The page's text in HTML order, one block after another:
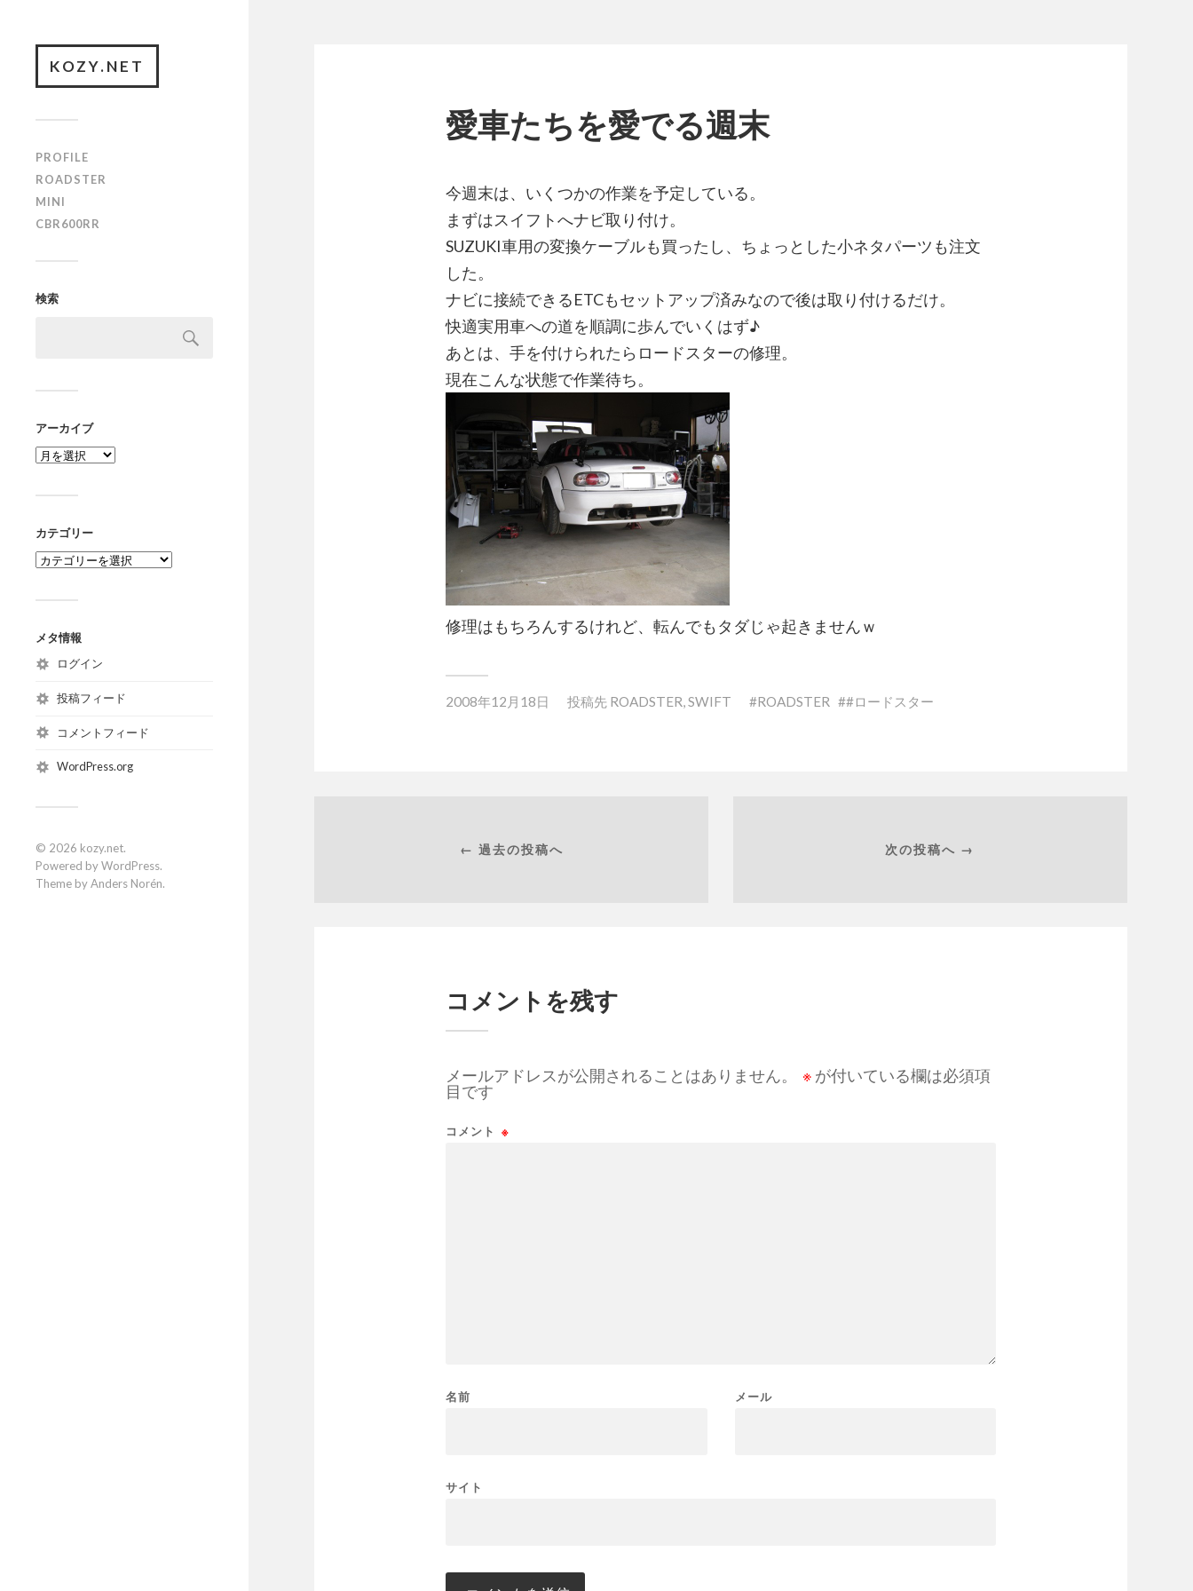
KOZY.NET
PROFILE
ROADSTER
MINI
CBR600RR
検索
アーカイブ
カテゴリー
メタ情報
ログイン
投稿フィード
コメントフィード
WordPress.org
© 2026 kozy.net.
Powered byWordPress.
Theme byAnders Norén.
愛車たちを愛でる週末
今週末は、いくつかの作業を予定している。
まずはスイフトへナビ取り付け。
SUZUKI車用の変換ケーブルも買ったし、ちょっとした小ネタパーツも注文
した。
ナビに接続できるETCもセットアップ済みなので後は取り付けるだけ。
快適実用車への道を順調に歩んでいくはず♪
あとは、手を付けられたらロードスターの修理。
現在こんな状態で作業待ち。
修理はもちろんするけれど、転んでもタダじゃ起きませんｗ
2008年12月18日 投稿先 ROADSTER,SWIFT ROADSTER #ロードスター
← 過去の投稿へ 次の投稿へ →
コメントを残す
メールアドレスが公開されることはありません。 ※ が付いている欄は必須項
目です
コメント ※
名前 メール
サイト